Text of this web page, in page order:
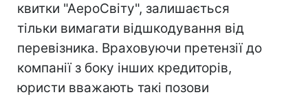
квитки "АероСвіту", залишається
тільки вимагати відшкодування від
перевізника. Враховуючи претензії до
компанії з боку інших кредиторів,
юристи вважають такі позови